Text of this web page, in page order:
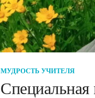
МУДРОСТЬ УЧИТЕЛЯ
Специальная